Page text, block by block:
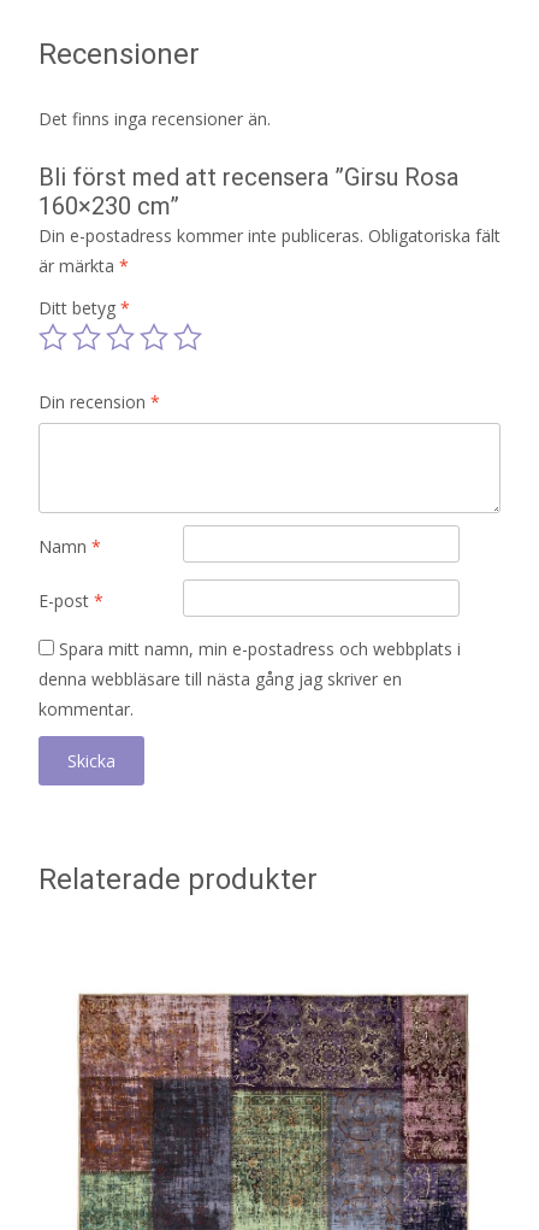
Recensioner
Det finns inga recensioner än.
Bli först med att recensera ”Girsu Rosa
160×230 cm”
Din e-postadress kommer inte publiceras. Obligatoriska fält
är märkta *
Ditt betyg *
Din recension *
Namn *
E-post *
Spara mitt namn, min e-postadress och webbplats i
denna webbläsare till nästa gång jag skriver en
kommentar.
Relaterade produkter